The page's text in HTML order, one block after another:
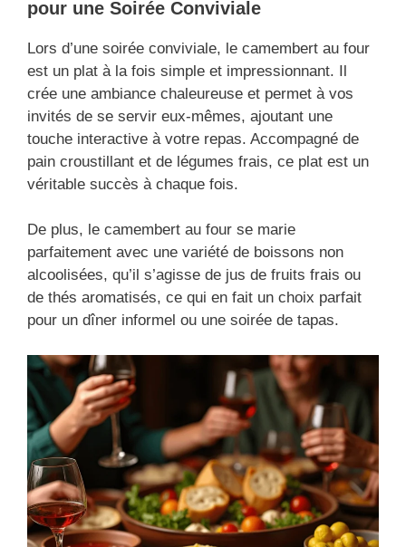
pour une Soirée Conviviale
Lors d’une soirée conviviale, le camembert au four
est un plat à la fois simple et impressionnant. Il
crée une ambiance chaleureuse et permet à vos
invités de se servir eux-mêmes, ajoutant une
touche interactive à votre repas. Accompagné de
pain croustillant et de légumes frais, ce plat est un
véritable succès à chaque fois.
De plus, le camembert au four se marie
parfaitement avec une variété de boissons non
alcoolisées, qu’il s’agisse de jus de fruits frais ou
de thés aromatisés, ce qui en fait un choix parfait
pour un dîner informel ou une soirée de tapas.